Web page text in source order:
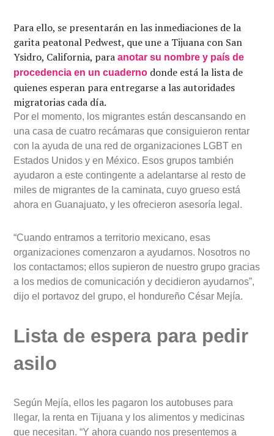
Para ello, se presentarán en las inmediaciones de la
garita peatonal Pedwest, que une a Tijuana con San
Ysidro, California, paraanotar su nombre y país de
procedencia en un cuaderno donde está la lista de
quienes esperan para entregarse a las autoridades
migratorias cada día.
Por el momento, los migrantes están descansando en
una casa de cuatro recámaras que consiguieron rentar
con la ayuda de una red de organizaciones LGBT en
Estados Unidos y en México. Esos grupos también
ayudaron a este contingente a adelantarse al resto de
miles de migrantes de la caminata, cuyo grueso está
ahora en Guanajuato, y les ofrecieron asesoría legal.
“Cuando entramos a territorio mexicano, esas
organizaciones comenzaron a ayudarnos. Nosotros no
los contactamos; ellos supieron de nuestro grupo gracias
a los medios de comunicación y decidieron ayudarnos”,
dijo el portavoz del grupo, el hondureño César Mejía.
Lista de espera para pedir
asilo
Según Mejía, ellos les pagaron los autobuses para
llegar, la renta en Tijuana y los alimentos y medicinas
que necesitan. “Y ahora cuando nos presentemos a